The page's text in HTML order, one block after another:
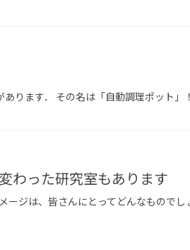
ります． その名は「自動調理ポット」
わった研究室もあります
ージは、皆さんにとってどんなもので